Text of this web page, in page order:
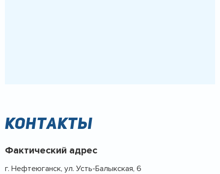
Контакты
Фактический адрес
г. Нефтеюганск, ул. Усть-Балыкская, 6